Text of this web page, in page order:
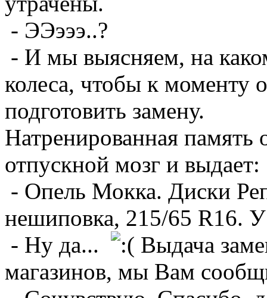
- ЭЭэээ..?
- И мы выясняем, на
колеса, чтобы к моменту
подготовить замену.
Натренированная память
отпускной мозг и выдает:
- Опель Мокка. Диски
нешиповка, 215/65 R16. У
- Ну да...
Выдача
магазинов, мы Вам